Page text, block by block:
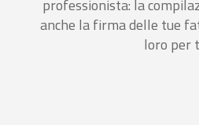
professionista: la
anche la firma delle tue
loro per